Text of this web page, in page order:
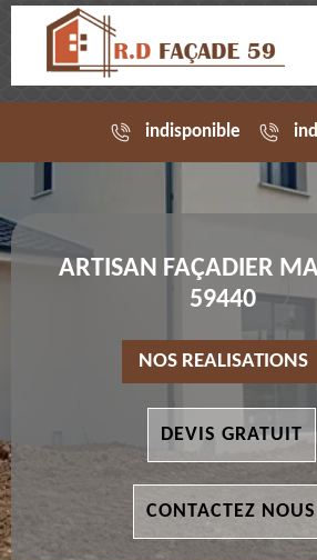
indisponible
ARTISAN FAÇADIER
59440
NOS REALISATIONS
DEVIS GRATUIT
CONTACTEZ NOUS